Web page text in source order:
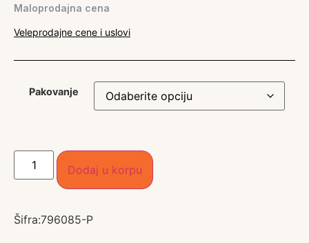
Maloprodajna cena
Veleprodajne cene i uslovi
Pakovanje
Dodaj u korpu
Šifra:796085-P